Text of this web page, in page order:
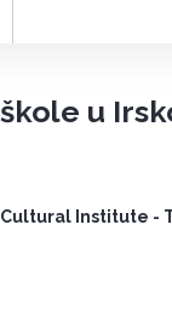
u
Institute -